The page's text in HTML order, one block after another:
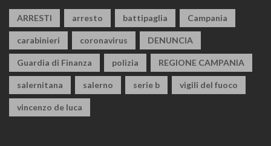
ARRESTI arresto battipaglia Campania
carabinieri coronavirus DENUNCIA
Guardia di Finanza polizia REGIONE CAMPANIA
salernitana salerno serie b vigili del fuoco
vincenzo de luca